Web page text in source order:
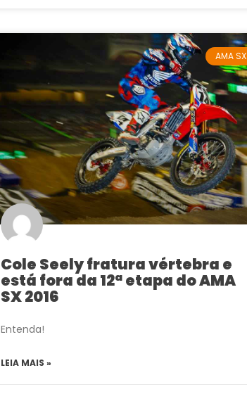
AMA SX
Cole Seely fratura vértebra e
está fora da 12ª etapa do AMA
SX 2016
Entenda!
LEIA MAIS »